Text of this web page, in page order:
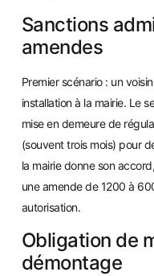
Sanctions
amendes
Premier scénario : un
installation à la mairie. Le
mise en demeure de
(souvent trois mois) pour
la mairie donne son
une amende de 1200 à
autorisation.
Obligation de
démontage